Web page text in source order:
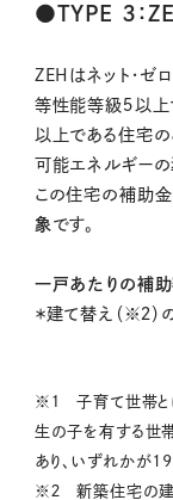
●TYPE ３：
ZEHはネット・ゼ
等性能等級５以
以上である住宅の
可能エネルギー
この住宅の補助金
象 です。
一戸あたりの補
＊建て替え（※２
※１ 子育て世帯と
生の子を有する世
あり、いずれかが
※２ 新築住宅の建